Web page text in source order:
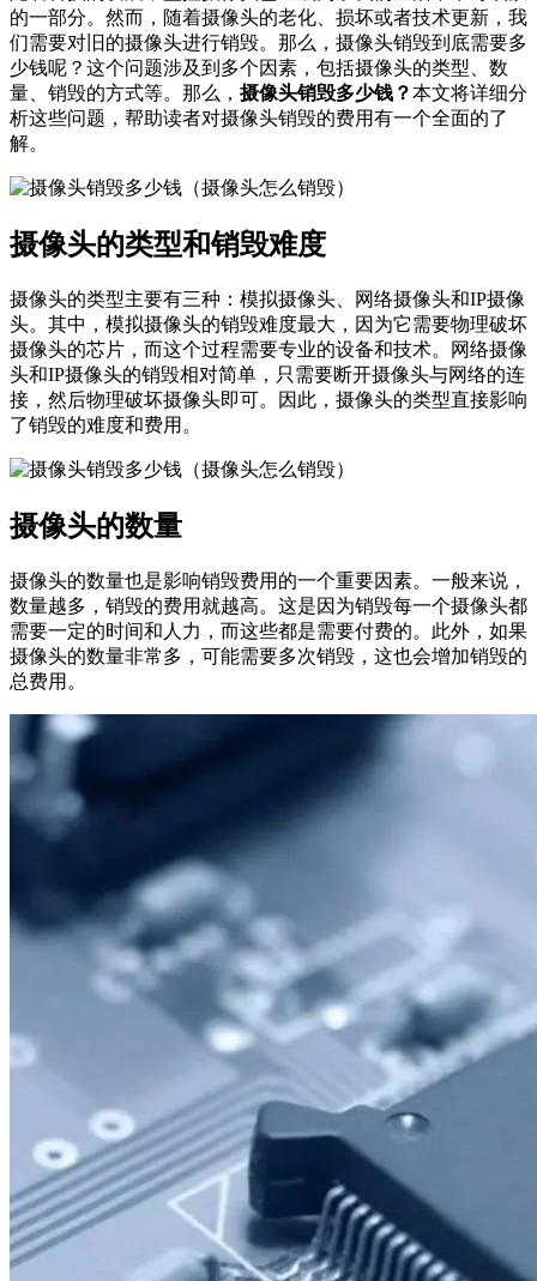
的一部分。然而，随着摄像头的老化、损坏或者技术更新，我
们需要对旧的摄像头进行销毁。那么，摄像头销毁到底需要多
少钱呢？这个问题涉及到多个因素，包括摄像头的类型、数
量、销毁的方式等。那么， 摄像头销毁多少钱？本文将详细分
析这些问题，帮助读者对摄像头销毁的费用有一个全面的了
解。
摄像头的类型和销毁难度
摄像头的类型主要有三种：模拟摄像头、网络摄像头和IP摄像
头。其中，模拟摄像头的销毁难度最大，因为它需要物理破坏
摄像头的芯片，而这个过程需要专业的设备和技术。网络摄像
头和IP摄像头的销毁相对简单，只需要断开摄像头与网络的连
接，然后物理破坏摄像头即可。因此，摄像头的类型直接影响
了销毁的难度和费用。
摄像头的数量
摄像头的数量也是影响销毁费用的一个重要因素。一般来说，
数量越多，销毁的费用就越高。这是因为销毁每一个摄像头都
需要一定的时间和人力，而这些都是需要付费的。此外，如果
摄像头的数量非常多，可能需要多次销毁，这也会增加销毁的
总费用。